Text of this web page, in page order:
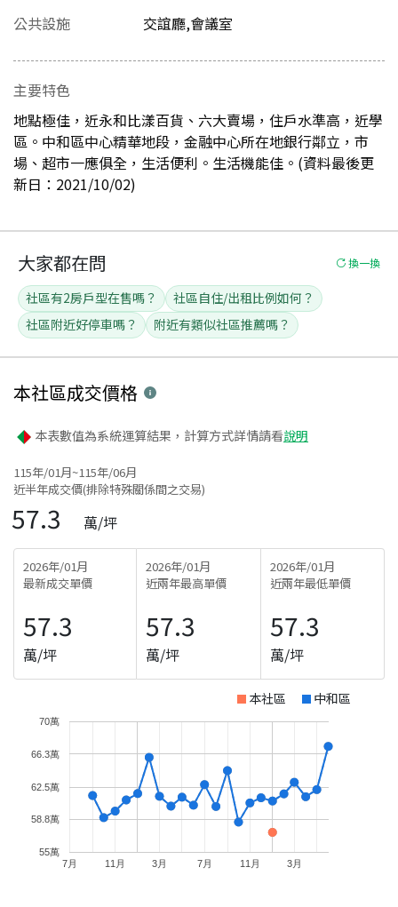
公共設施
交誼廳,會議室
主要特色
地點極佳，近永和比漾百貨、六大賣場，住戶水準高，近學
區。中和區中心精華地段，金融中心所在地銀行鄰立，市
場、超市一應俱全，生活便利。生活機能佳。(資料最後更
新日：2021/10/02)
大家都在問 換一換
社區有2房戶型在售嗎？
社區自住/出租比例如何？
社區附近好停車嗎？
附近有類似社區推薦嗎？
本社區成交價格
本表數值為系統運算結果，計算方式詳情請看說明
115年/01月~115年/06月
近半年成交價(排除特殊關係間之交易)
57.3 萬/坪
2026年/01月
最新成交單價
57.3
萬/坪
2026年/01月
近兩年最高單價
57.3
萬/坪
2026年/01月
近兩年最低單價
57.3
萬/坪
本社區 中和區
7月 11月 3月 7月 11月 3月
55萬
58.8萬
62.5萬
66.3萬
70萬